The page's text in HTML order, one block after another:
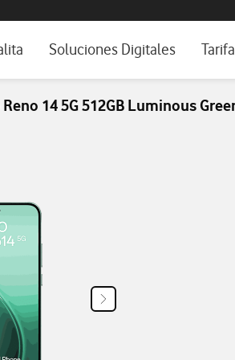
ayuda e idioma
Soluciones Digitales
Workplace
Servicios Cloud
14 5G 512GB Luminous